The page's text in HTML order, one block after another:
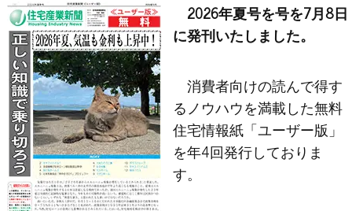
2026年夏号を号を7月8日
に発刊いたしました。
消費者向けの読んで得す
るノウハウを満載した無料
住宅情報紙「ユーザー版」
を年4回発行しておりま
す。